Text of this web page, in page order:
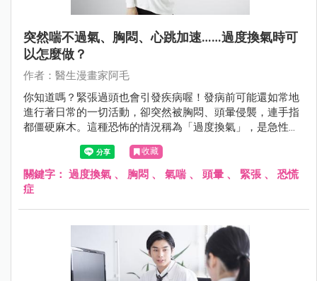
突然喘不過氣、胸悶、心跳加速……過度換氣時可
以怎麼做？
作者：醫生漫畫家阿毛
你知道嗎？緊張過頭也會引發疾病喔！發病前可能還如常地
進行著日常的一切活動，卻突然被胸悶、頭暈侵襲，連手指
都僵硬麻木。這種恐怖的情況稱為「過度換氣」，是急性情
緒造成自主神經失調所引起的。「過度換氣」的高風險族群
有哪些？發生時可以如何處理？阿毛醫師帶你認識！
收藏
關鍵字： 過度換氣 、 胸悶 、 氣喘、 頭暈 、 緊張 、 恐慌
症